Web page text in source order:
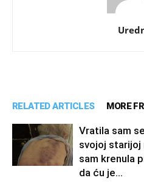
RELATED ARTICLES MORE
Vratila sam
svojoj starijoj
sam krenula
da ću je...